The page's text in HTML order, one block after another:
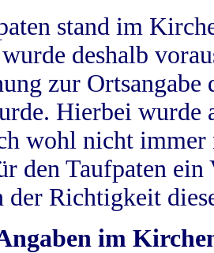
stand im
deshalb
zur
Hierbei wurde
wohl nicht
den Taufpaten
der Richtigkeit
im